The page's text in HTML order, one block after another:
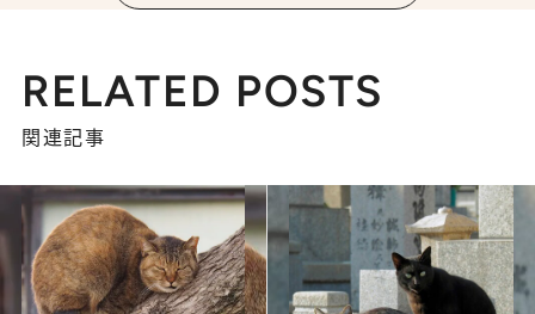
RELATED POSTS
関連記事